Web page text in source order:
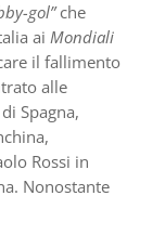
gol”che
ai Mondiali
il fallimento
alle
di Spagna,
Rossi in
Nonostante